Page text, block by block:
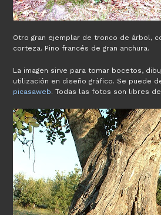
Otro gran ejemplar de tronco de árbol,
corteza. Pino francés de gran anchura.
La imagen sirve para tomar bocetos,
utilización en diseño gráfico. Se puede
picasaweb. Todas las fotos son libres